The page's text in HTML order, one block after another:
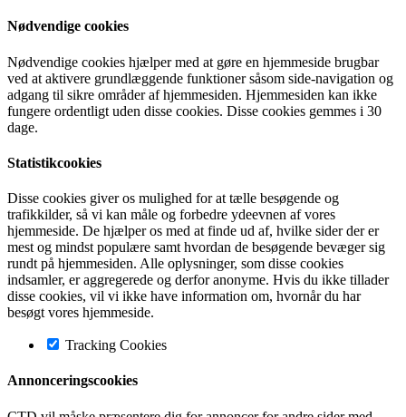
Nødvendige cookies
Nødvendige cookies hjælper med at gøre en hjemmeside brugbar
ved at aktivere grundlæggende funktioner såsom side-navigation og
adgang til sikre områder af hjemmesiden. Hjemmesiden kan ikke
fungere ordentligt uden disse cookies. Disse cookies gemmes i 30
dage.
Statistikcookies
Disse cookies giver os mulighed for at tælle besøgende og
trafikkilder, så vi kan måle og forbedre ydeevnen af vores
hjemmeside. De hjælper os med at finde ud af, hvilke sider der er
mest og mindst populære samt hvordan de besøgende bevæger sig
rundt på hjemmesiden. Alle oplysninger, som disse cookies
indsamler, er aggregerede og derfor anonyme. Hvis du ikke tillader
disse cookies, vil vi ikke have information om, hvornår du har
besøgt vores hjemmeside.
Tracking Cookies
Annonceringscookies